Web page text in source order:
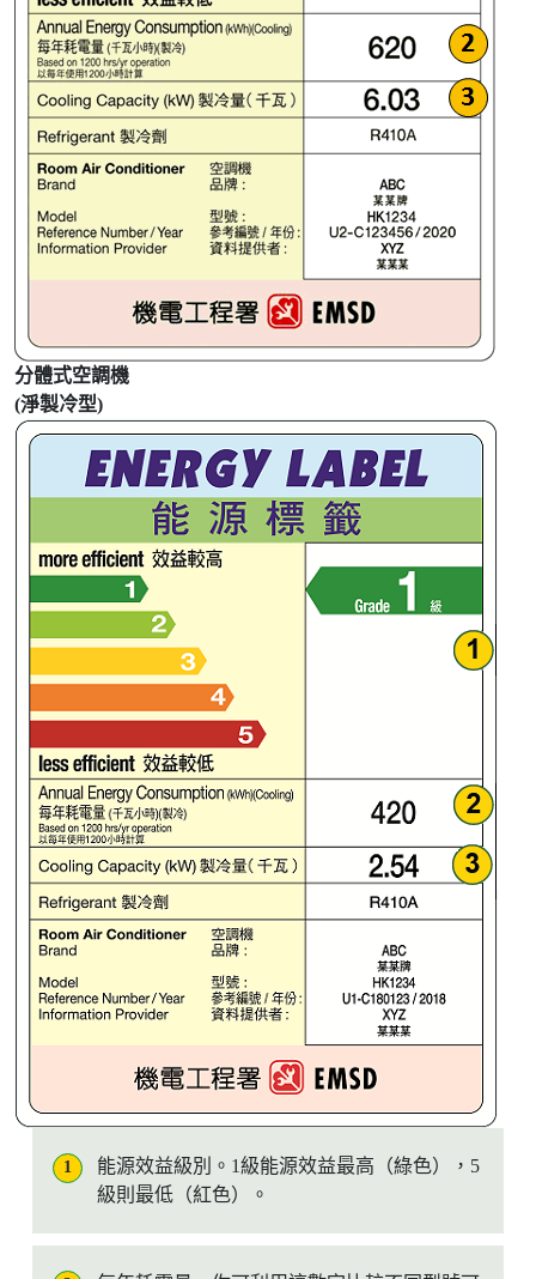
分體式空調機
(淨製冷型)
1
能源效益級別。1級能源效益最高（綠色），5
級則最低（紅色）。